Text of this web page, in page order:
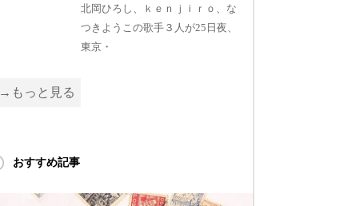
北岡ひろし、ｋｅｎｊｉｒｏ、な
つきようこの歌手３人が25日夜、
東京・
→もっと見る
おすすめ記事